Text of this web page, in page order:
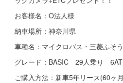
お客様名：O法人様
納車場所：神奈川県
車種名：マイクロバス・三菱ふそ
グレード：BASIC 29人乗り 6AT
ご購入方法：新車5年リース(60ヶ